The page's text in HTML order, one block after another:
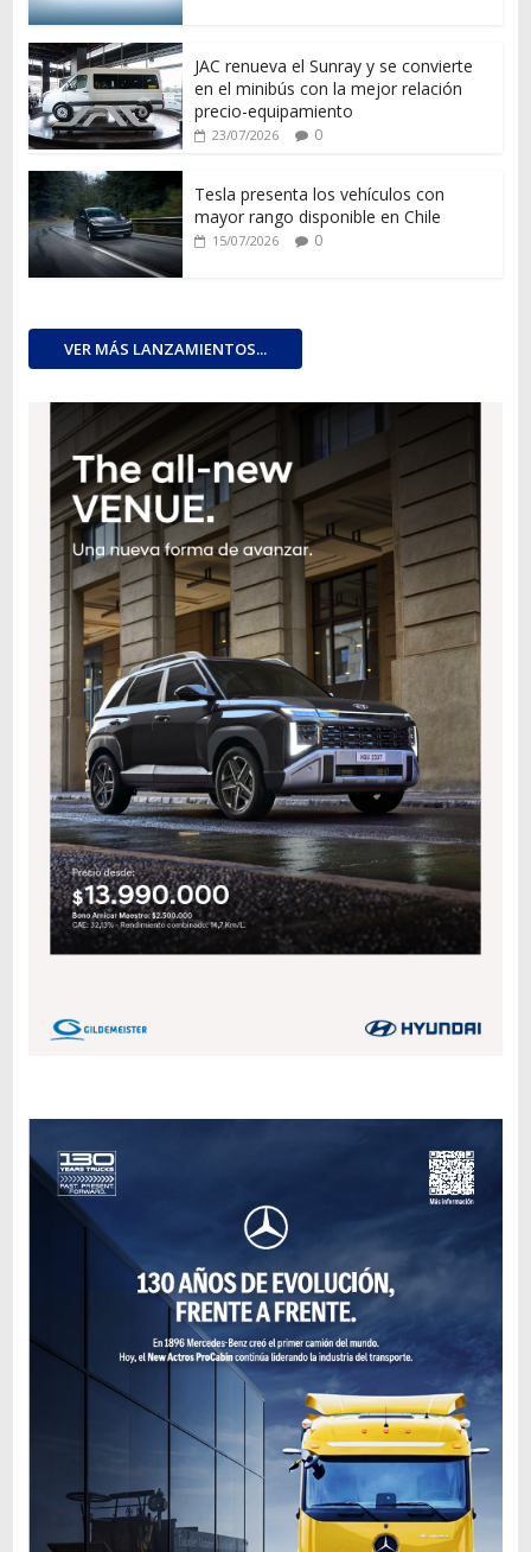
JAC renueva el Sunray y se convierte
en el minibús con la mejor relación
precio-equipamiento
23/07/2026 0
Tesla presenta los vehículos con
mayor rango disponible en Chile
15/07/2026 0
VER MÁS LANZAMIENTOS...